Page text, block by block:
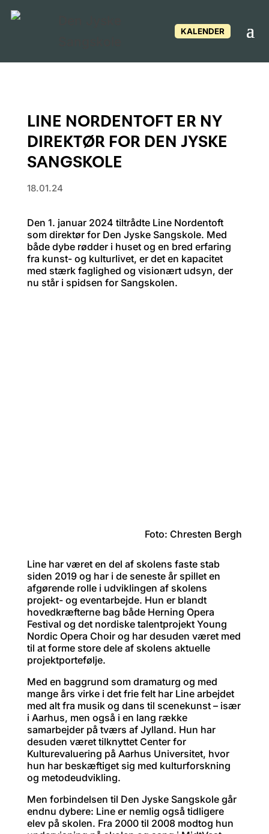
KALENDER
LINE NORDENTOFT ER NY
DIREKTØR FOR DEN JYSKE
SANGSKOLE
18.01.24
Den 1. januar 2024 tiltrådte Line Nordentoft
som direktør for Den Jyske Sangskole. Med
både dybe rødder i huset og en bred erfaring
fra kunst- og kulturlivet, er det en kapacitet
med stærk faglighed og visionært udsyn, der
nu står i spidsen for Sangskolen.
Foto: Chresten Bergh
Line har været en del af skolens faste stab
siden 2019 og har i de seneste år spillet en
afgørende rolle i udviklingen af skolens
projekt- og eventarbejde. Hun er blandt
hovedkræfterne bag både Herning Opera
Festival og det nordiske talentprojekt Young
Nordic Opera Choir og har desuden været med
til at forme store dele af skolens aktuelle
projektportefølje.
Med en baggrund som dramaturg og med
mange års virke i det frie felt har Line arbejdet
med alt fra musik og dans til scenekunst – især
i Aarhus, men også i en lang række
samarbejder på tværs af Jylland. Hun har
desuden været tilknyttet Center for
Kulturevaluering på Aarhus Universitet, hvor
hun har beskæftiget sig med kulturforskning
og metodeudvikling.
Men forbindelsen til Den Jyske Sangskole går
endnu dybere: Line er nemlig også tidligere
elev på skolen. Fra 2000 til 2008 modtog hun